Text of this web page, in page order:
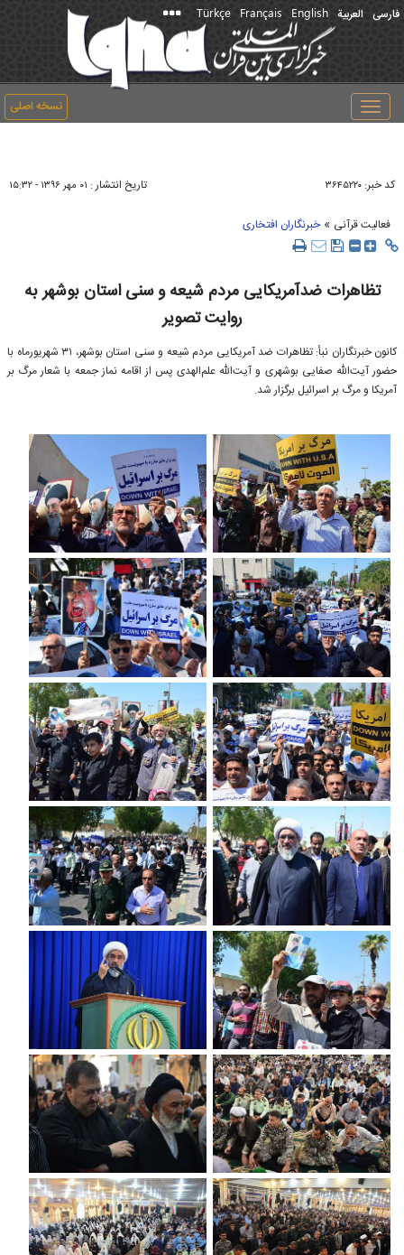
فارسی العربیة English
Français
Türkçe
نسخه اصلی
Toggle
navigation
کد خبر: ۳۶۴۵۲۲۰ تاریخ انتشار : ۰۱ مهر ۱۳۹۶ - ۱۵:۳۲
فعالیت قرآنی » خبرنگاران افتخاری
تظاهرات ضدآمریکایی مردم شيعه و سنی استان بوشهر به
روایت تصویر
کانون خبرنگاران نبأ: تظاهرات ضد آمریکایی مردم شيعه و سنی استان بوشهر، ۳۱ شهریورماه با
حضور آيت‌الله صفايی بوشهری و آيت‌الله علم‌الهدی پس از اقامه نماز جمعه با شعار مرگ بر
آمريكا و مرگ بر اسرائيل برگزار شد.